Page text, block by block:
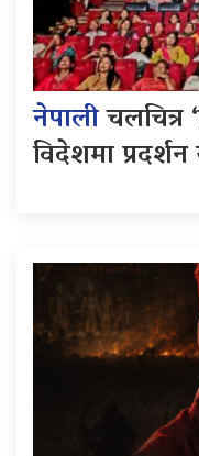
नेपालीचलचित्र
विदेशमा